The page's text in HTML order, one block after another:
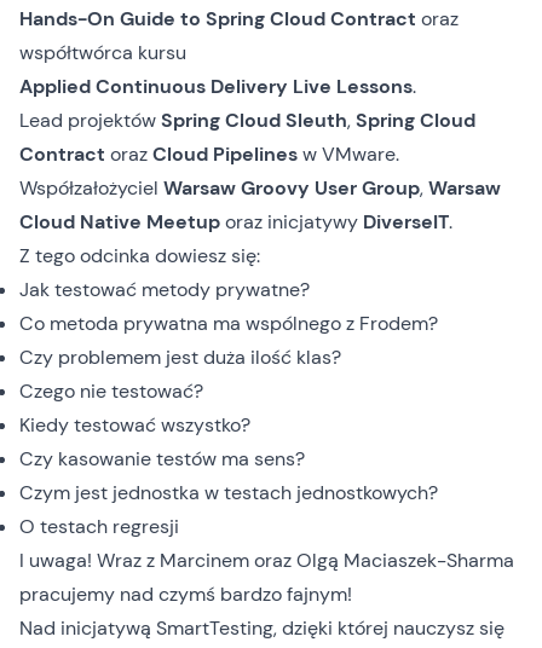
Hands-On Guide to Spring Cloud Contract oraz
współtwórca kursu
Applied Continuous Delivery Live Lessons.
Lead projektówSpring Cloud Sleuth,Spring Cloud
Contract orazCloud Pipelinesw VMware.
Współzałożyciel Warsaw Groovy User Group,Warsaw
Cloud Native Meetuporaz inicjatywy DiverseIT.
Z tego odcinka dowiesz się:
Jak testować metody prywatne?
Co metoda prywatna ma wspólnego z Frodem?
Czy problemem jest duża ilość klas?
Czego nie testować?
Kiedy testować wszystko?
Czy kasowanie testów ma sens?
Czym jest jednostka w testach jednostkowych?
O testach regresji
I uwaga! Wraz z Marcinem oraz Olgą Maciaszek-Sharma
pracujemy nad czymś bardzo fajnym!
Nad inicjatywą SmartTesting, dzięki której nauczysz się